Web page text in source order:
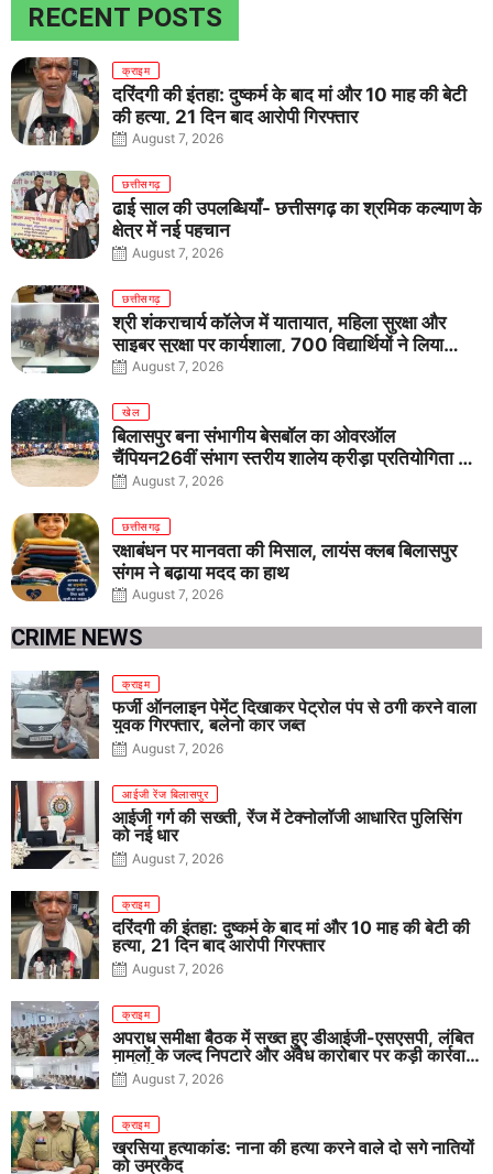
RECENT POSTS
क्राइम
दरिंदगी की इंतहा: दुष्कर्म के बाद मां और 10 माह की बेटी
की हत्या, 21 दिन बाद आरोपी गिरफ्तार
August 7, 2026
छत्तीसगढ़
ढाई साल की उपलब्धियाँ- छत्तीसगढ़ का श्रमिक कल्याण के
क्षेत्र में नई पहचान
August 7, 2026
छत्तीसगढ़
श्री शंकराचार्य कॉलेज में यातायात, महिला सुरक्षा और
साइबर सुरक्षा पर कार्यशाला, 700 विद्यार्थियों ने लिया
जागरूकता का संकल्प
August 7, 2026
खेल
बिलासपुर बना संभागीय बेसबॉल का ओवरऑल
चैंपियन26वीं संभाग स्तरीय शालेय क्रीड़ा प्रतियोगिता में
तीनों आयु वर्गों में शानदार प्रदर्शन
August 7, 2026
छत्तीसगढ़
रक्षाबंधन पर मानवता की मिसाल, लायंस क्लब बिलासपुर
संगम ने बढ़ाया मदद का हाथ
August 7, 2026
CRIME NEWS
क्राइम
फर्जी ऑनलाइन पेमेंट दिखाकर पेट्रोल पंप से ठगी करने वाला
युवक गिरफ्तार, बलेनो कार जब्त
August 7, 2026
आईजी रेंज बिलासपुर
आईजी गर्ग की सख्ती, रेंज में टेक्नोलॉजी आधारित पुलिसिंग
को नई धार
August 7, 2026
क्राइम
दरिंदगी की इंतहा: दुष्कर्म के बाद मां और 10 माह की बेटी की
हत्या, 21 दिन बाद आरोपी गिरफ्तार
August 7, 2026
क्राइम
अपराध समीक्षा बैठक में सख्त हुए डीआईजी-एसएसपी, लंबित
मामलों के जल्द निपटारे और अवैध कारोबार पर कड़ी कार्रवाई
के निर्देश
August 7, 2026
क्राइम
खरसिया हत्याकांड: नाना की हत्या करने वाले दो सगे नातियों
को उम्रकैद